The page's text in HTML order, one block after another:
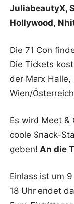
JuliabeautyX,
Hollywood,
Die 71 Con
Die Tickets
der Marx Halle,
Wien/
Es wird Meet &
coole Snack-
geben! An die
Einlass ist um
18 Uhr endet